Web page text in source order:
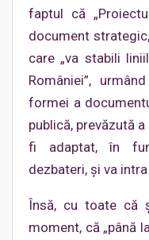
faptul că
document
care „va stabili
României”,
formei a
publică, prevăzută
fi adaptat, în
dezbateri, şi va
Însă, cu toate că
moment, că „până